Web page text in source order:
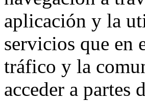
aplicación y la
servicios que en
tráfico y la
acceder a partes